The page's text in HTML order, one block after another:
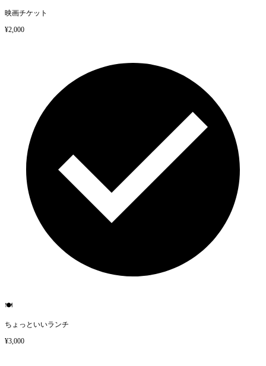
映画チケット
¥2,000
🍽️
ちょっといいランチ
¥3,000